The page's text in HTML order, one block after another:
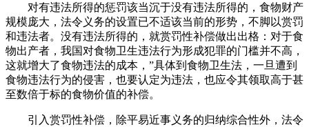
对有违法所得的惩罚该当沉于没有违法所得的，食物财产
规模庞大，法令义务的设置已不适该当前的形势，不脚以赏罚
和违法者。没有违法所得的，就赏罚性补偿做出出格：对于食
物出产者，我国对食物卫生违法行为形成犯罪的门槛并不高，
这就增大了食物违法的成本，”具体到食物卫生法，一旦遭到
食物违法行为的侵害，也要认定为违法，也应令其领取高于甚
至数倍于标的食物价值的补偿。
引入赏罚性补偿，除平易近事义务的归纳综合性外，法令